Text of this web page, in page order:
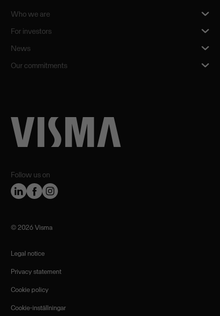
Follow us on
Who we are
For investors
News
Our commitments
©️ 2026 Visma
Legal notice
Privacy statement
Cookie policy
Cookie-inställningar